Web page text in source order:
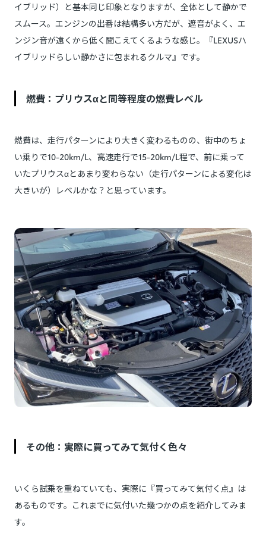
イブリッド）と基本同じ印象となりますが、全体として静かで
スムース。エンジンの出番は結構多い方だが、遮音がよく、エ
ンジン音が遠くから低く聞こえてくるような感じ。『LEXUSハ
イブリッドらしい静かさに包まれるクルマ』です。
燃費：プリウスαと同等程度の燃費レベル
燃費は、走行パターンにより大きく変わるものの、街中のちょ
い乗りで10-20km/L、高速走行で15-20km/L程で、前に乗って
いたプリウスαとあまり変わらない（走行パターンによる変化は
大きいが）レベルかな？と思っています。
その他：実際に買ってみて気付く色々
いくら試乗を重ねていても、実際に『買ってみて気付く点』は
あるものです。これまでに気付いた幾つかの点を紹介してみま
す。